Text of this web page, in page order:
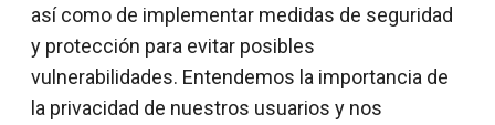
así como de implementar medidas de seguridad
y protección para evitar posibles
vulnerabilidades. Entendemos la importancia de
la privacidad de nuestros usuarios y nos